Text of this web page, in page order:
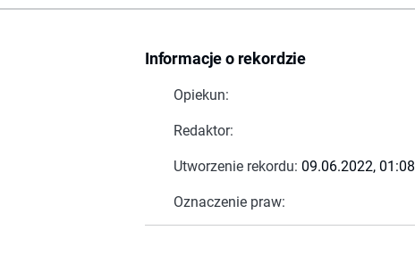
Informacje o rekordzie
Opiekun:
Redaktor:
Utworzenie rekordu: 09.06.2022, 01:08
Oznaczenie praw: